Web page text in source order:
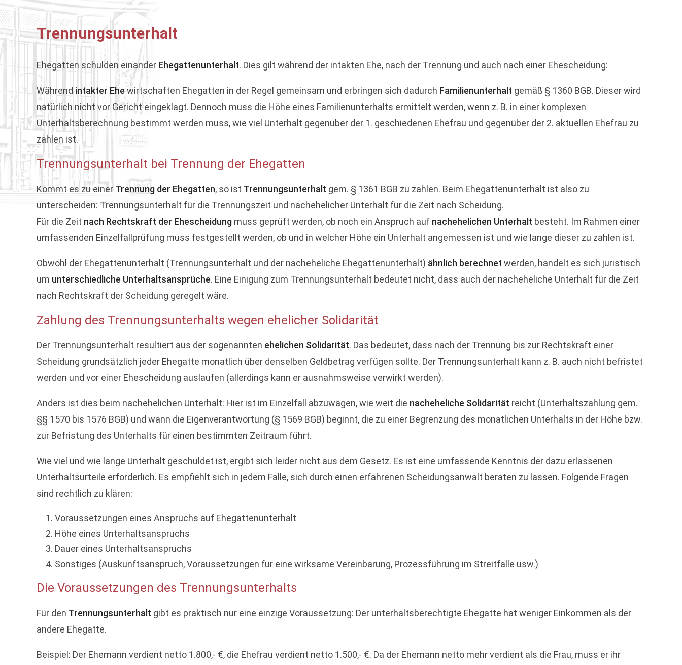
Trennungsunterhalt
Ehegatten schulden einander Ehegattenunterhalt. Dies gilt während der intakten Ehe, nach der Trennung und auch nach einer Ehescheidung:
Während intakter Ehewirtschaften Ehegatten in der Regel gemeinsam und erbringen sich dadurch Familienunterhalt gemäß § 1360 BGB. Dieser wird
natürlich nicht vor Gericht eingeklagt. Dennoch muss die Höhe eines Familienunterhalts ermittelt werden, wenn z. B. in einer komplexen
Unterhaltsberechnung bestimmt werden muss, wie viel Unterhalt gegenüber der 1. geschiedenen Ehefrau und gegenüber der 2. aktuellen Ehefrau zu
zahlen ist.
Trennungsunterhalt bei Trennung der Ehegatten
Kommt es zu einer Trennung der Ehegatten, so ist Trennungsunterhalt gem. § 1361 BGB zu zahlen. Beim Ehegattenunterhalt ist also zu
unterscheiden: Trennungsunterhalt für die Trennungszeit und nachehelicher Unterhalt für die Zeit nach Scheidung.
Für die Zeit nach Rechtskraft der Ehescheidung muss geprüft werden, ob noch ein Anspruch auf nachehelichen Unterhalt besteht. Im Rahmen einer
umfassenden Einzelfallprüfung muss festgestellt werden, ob und in welcher Höhe ein Unterhalt angemessen ist und wie lange dieser zu zahlen ist.
Obwohl der Ehegattenunterhalt (Trennungsunterhalt und der nacheheliche Ehegattenunterhalt) ähnlich berechnet werden, handelt es sich juristisch
um unterschiedliche Unterhaltsansprüche. Eine Einigung zum Trennungsunterhalt bedeutet nicht, dass auch der nacheheliche Unterhalt für die Zeit
nach Rechtskraft der Scheidung geregelt wäre.
Zahlung des Trennungsunterhalts wegen ehelicher Solidarität
Der Trennungsunterhalt resultiert aus der sogenannten ehelichen Solidarität. Das bedeutet, dass nach der Trennung bis zur Rechtskraft einer
Scheidung grundsätzlich jeder Ehegatte monatlich über denselben Geldbetrag verfügen sollte. Der Trennungsunterhalt kann z. B. auch nicht befristet
werden und vor einer Ehescheidung auslaufen (allerdings kann er ausnahmsweise verwirkt werden).
Anders ist dies beim nachehelichen Unterhalt: Hier ist im Einzelfall abzuwägen, wie weit die nacheheliche Solidarität reicht (Unterhaltszahlung gem.
§§ 1570 bis 1576 BGB) und wann die Eigenverantwortung (§ 1569 BGB) beginnt, die zu einer Begrenzung des monatlichen Unterhalts in der Höhe bzw.
zur Befristung des Unterhalts für einen bestimmten Zeitraum führt.
Wie viel und wie lange Unterhalt geschuldet ist, ergibt sich leider nicht aus dem Gesetz. Es ist eine umfassende Kenntnis der dazu erlassenen
Unterhaltsurteile erforderlich. Es empfiehlt sich in jedem Falle, sich durch einen erfahrenen Scheidungsanwalt beraten zu lassen. Folgende Fragen
sind rechtlich zu klären:
Voraussetzungen eines Anspruchs auf Ehegattenunterhalt
Höhe eines Unterhaltsanspruchs
Dauer eines Unterhaltsanspruchs
Sonstiges (Auskunftsanspruch, Voraussetzungen für eine wirksame Vereinbarung, Prozessführung im Streitfalle usw.)
Die Voraussetzungen des Trennungsunterhalts
Für den Trennungsunterhalt gibt es praktisch nur eine einzige Voraussetzung: Der unterhaltsberechtigte Ehegatte hat weniger Einkommen als der
andere Ehegatte.
Beispiel: Der Ehemann verdient netto 1.800,- €, die Ehefrau verdient netto 1.500,- €. Da der Ehemann netto mehr verdient als die Frau, muss er ihr